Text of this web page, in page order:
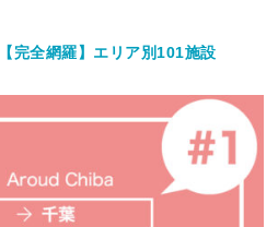
完全網羅】エリア別101施設